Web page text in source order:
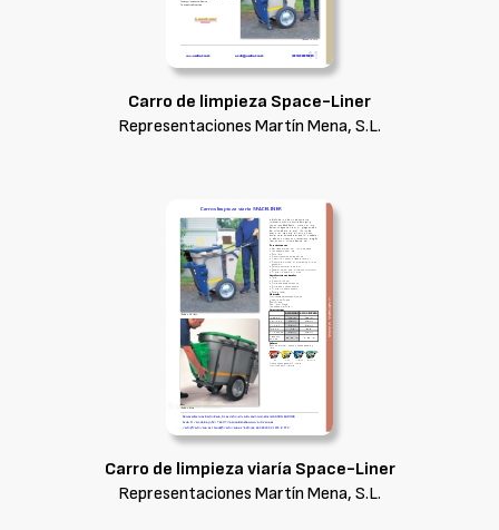
Carro de limpieza Space-Liner
Representaciones Martín Mena, S.L.
Carro de limpieza viaría Space-Liner
Representaciones Martín Mena, S.L.